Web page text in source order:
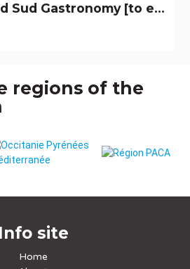
Sud Gastronomy [to eat]
regions of the
Info site
Home